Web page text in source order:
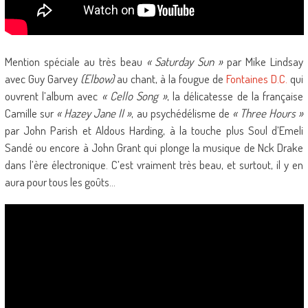
Mention spéciale au très beau « Saturday Sun »par Mike Lindsay
avec Guy Garvey(Elbow)au chant, à la fougue de Fontaines D.C. qui
ouvrent l’album avec « Cello Song », la délicatesse de la française
Camille sur« Hazey Jane II », au psychédélisme de « Three Hours »
par John Parish et Aldous Harding, à la touche plus Soul d’Emeli
Sandé ou encore à John Grant qui plonge la musique de Nck Drake
dans l’ère électronique. C’est vraiment très beau, et surtout, il y en
aura pour tous les goûts…